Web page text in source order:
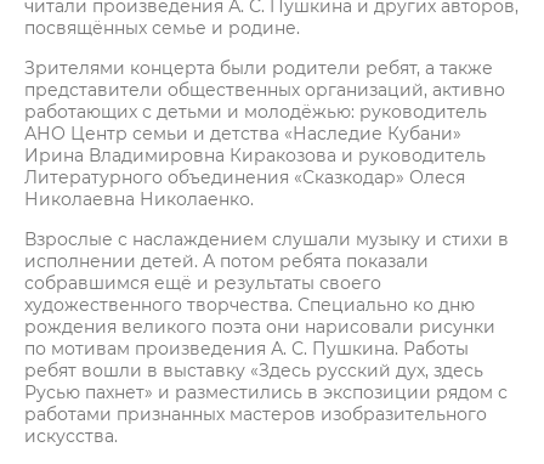
читали произведения А. С. Пушкина и других авторов,
посвящённых семье и родине.
Зрителями концерта были родители ребят, а также
представители общественных организаций, активно
работающих с детьми и молодёжью: руководитель
АНО Центр семьи и детства «Наследие Кубани»
Ирина Владимировна Киракозова и руководитель
Литературного объединения «Сказкодар» Олеся
Николаевна Николаенко.
Взрослые с наслаждением слушали музыку и стихи в
исполнении детей. А потом ребята показали
собравшимся ещё и результаты своего
художественного творчества. Специально ко дню
рождения великого поэта они нарисовали рисунки
по мотивам произведения А. С. Пушкина. Работы
ребят вошли в выставку «Здесь русский дух, здесь
Русью пахнет» и разместились в экспозиции рядом с
работами признанных мастеров изобразительного
искусства.